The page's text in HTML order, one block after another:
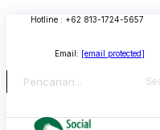
Hotline : +62 813-1724-5657
Email: [email protected]